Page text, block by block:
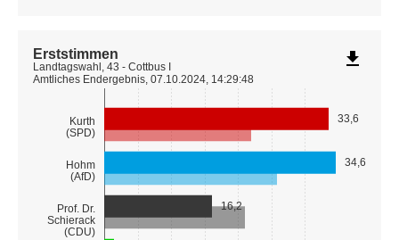
Kurth
(SPD)
Hohm
(AfD)
Prof. Dr.
Schierack
(CDU)
33,6
34,6
16,2
Erststimmen
Landtagswahl, 43 - Cottbus I
Amtliches Endergebnis, 07.10.2024, 14:29:48
file_download